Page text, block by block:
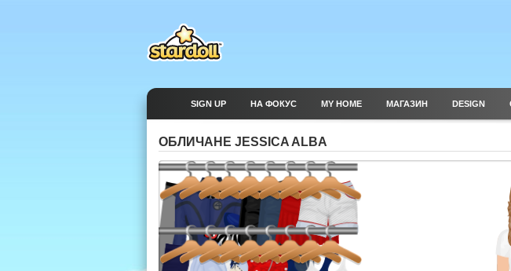
SIGN UP НА ФОКУС MY HOME МАГАЗИН DESIGN
ОБЛИЧАНЕ JESSICA ALBA